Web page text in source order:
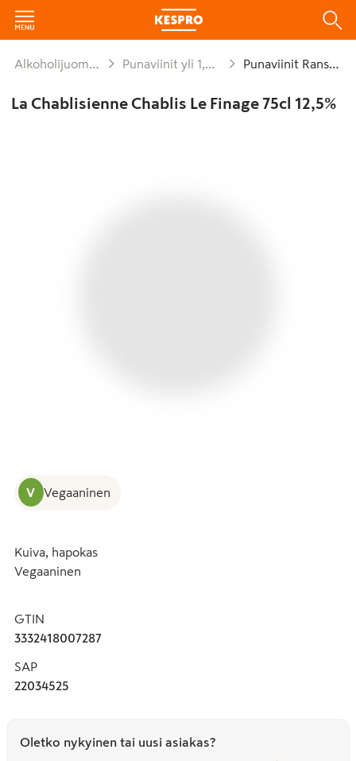
Alkoholijuomat Punaviinit yli 1,2% Punaviinit Ranska
La Chablisienne Chablis Le Finage 75cl 12,5%
V Vegaaninen
Kuiva, hapokas
Vegaaninen
GTIN
3332418007287
SAP
22034525
Oletko nykyinen tai uusi asiakas?